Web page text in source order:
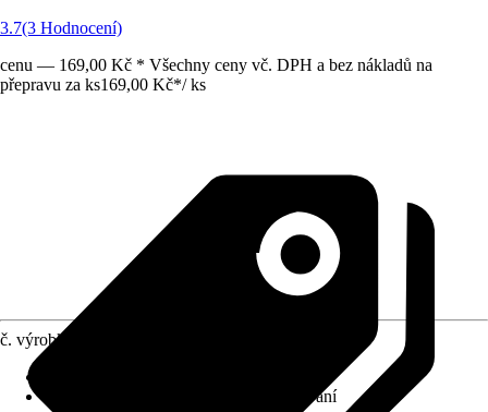
3.7(3 Hodnocení)
cenu — 169,00 Kč * Všechny ceny vč. DPH a bez nákladů na
přepravu za ks169,00 Kč*/ ks
č. výrobku
Háček s očkem k zašroubování